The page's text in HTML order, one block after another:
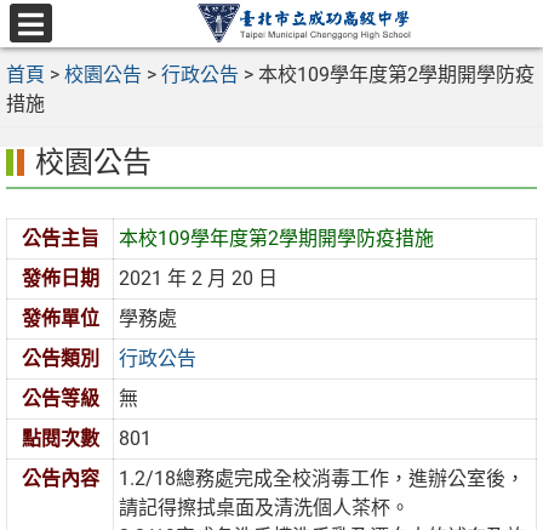
跳
至
主
要
區
選
單
首頁 > 校園公告 > 行政公告 > 本校109學年度第2學期開學防疫
措施
校園公告
公告主旨
本校109學年度第2學期開學防疫措施
發佈日期
2021 年 2 月 20 日
發佈單位
學務處
公告類別
行政公告
公告等級
無
點閱次數
801
公告內容
1.2/18總務處完成全校消毒工作，進辦公室後，
請記得擦拭桌面及清洗個人茶杯。